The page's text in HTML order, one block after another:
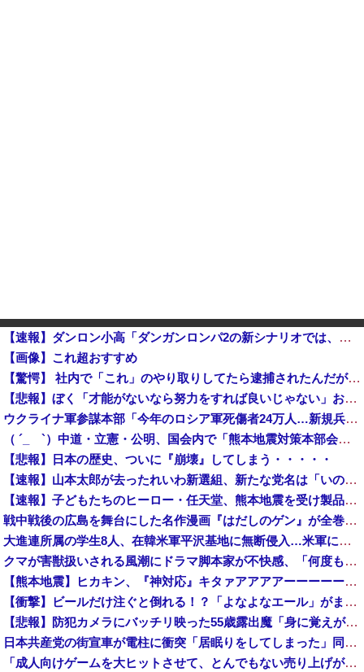
【速報】ダンロン小高「ダンガンロンパ2の新シナリオでは、人気キャラも殺していきますw」
【画像】これ超おすすめ
【驚愕】 社内で「これ」のやり取りしてたら逮捕されたんだがｗｗｗｗｗｗｗ
【悲報】ぼく「才能がないなら努力をすれば良いじゃない」お前ら「努力できるのも才能だよ」他
ウクライナ軍参謀本部「今年のロシア軍死傷者24万人…新規兵力の募集規模を上回る」！
（ ´_ゝ`）中道・立憲・公明、国会内で「熊本地震対策本部会議」各省庁からヒアリング・現地から意見聴取「パーティション、人手、宿泊施設の不足や、...
【悲報】日本の歴史、ついに『崩壊』してしまう・・・・・
【速報】山本太郎が去ったれいわ新選組、新たな党名は「いのちの党」 略称「いのち」
【速報】子どもたちのヒーロー・任天堂、熊本地震を受け製品修理は無償対応（災害救助法適用地域） 義援金5000万円寄付
戦中戦後の広島を舞台にした名作漫画『はだしのゲン』が全巻50％オフで買える激安セール開催！！このチャンスを見逃すな！！
大進連所属の学生8人、在韓米軍平沢基地に無断侵入…米軍により身柄拘束！
クマが害獣扱いされる風潮にドラマ脚本家が不快感、「何度もクマに会ったことがあるけど全然怖くなかった」と主張しており……
【熊本地震】ヒカキン、『神対応』キタァアアアアーーーーーーー！！
【衝撃】ビールだけ注ぐと倒れる！？「よなよなエール」がまさかのU字グラスを発売ｗｗｗ
【悲報】防犯カメラにバッチリ映った55歳露出魔「身に覚えがありません」と容疑を否認。どう言い訳する気だこれ
日本共産党の街宣車が電柱に衝突「居眠りをしてしまった」同乗していた県議を含め男女3人重傷 - 長野県駒ケ根市 [8/6]
「成人向けゲームを大ヒットさせて、とんでもない売り上げが入ったぞー！」→最悪すぎる結果になり、「売り上げ0円だけど、多額の税金を払え」という状況...